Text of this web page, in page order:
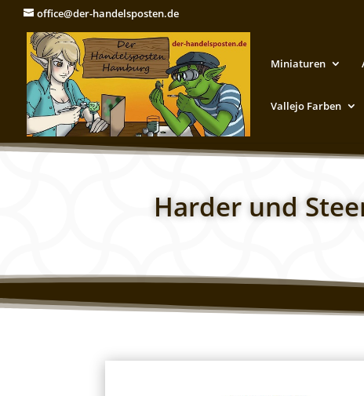
office@der-handelsposten.de
Miniaturen
Vallejo Farben
Harder und